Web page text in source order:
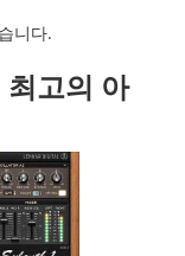
니다.
고의 아